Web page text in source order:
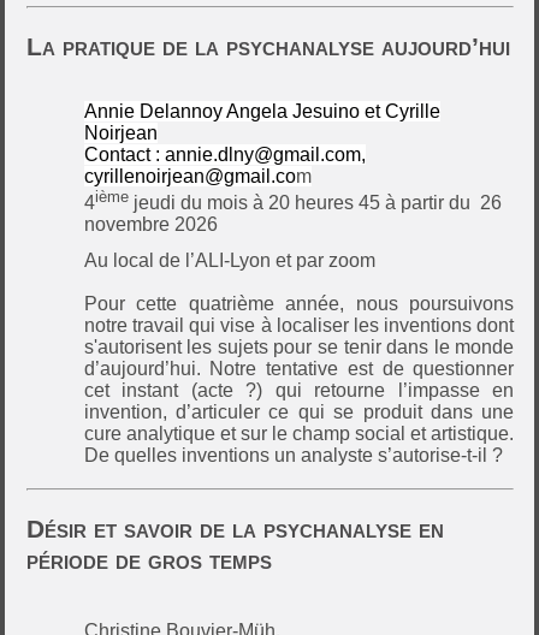
La pratique de la psychanalyse aujourd’hui
Annie Delannoy Angela Jesuino et Cyrille
Noirjean
Contact : annie.dlny@gmail.com,
cyrillenoirjean@gmail.com
4ièmejeudi du mois à 20 heures 45 à partir du 26
novembre 2026
Au local de l’ALI-Lyon et par zoom
Pour cette quatrième année, nous poursuivons
notre travail qui vise à localiser les inventions dont
s'autorisent les sujets pour se tenir dans le monde
d’aujourd’hui. Notre tentative est de questionner
cet instant (acte ?) qui retourne l’impasse en
invention, d’articuler ce qui se produit dans une
cure analytique et sur le champ social et artistique.
De quelles inventions un analyste s’autorise-t-il ?
Désir et savoir de la psychanalyse en
période de gros temps
Christine Bouvier-Müh.